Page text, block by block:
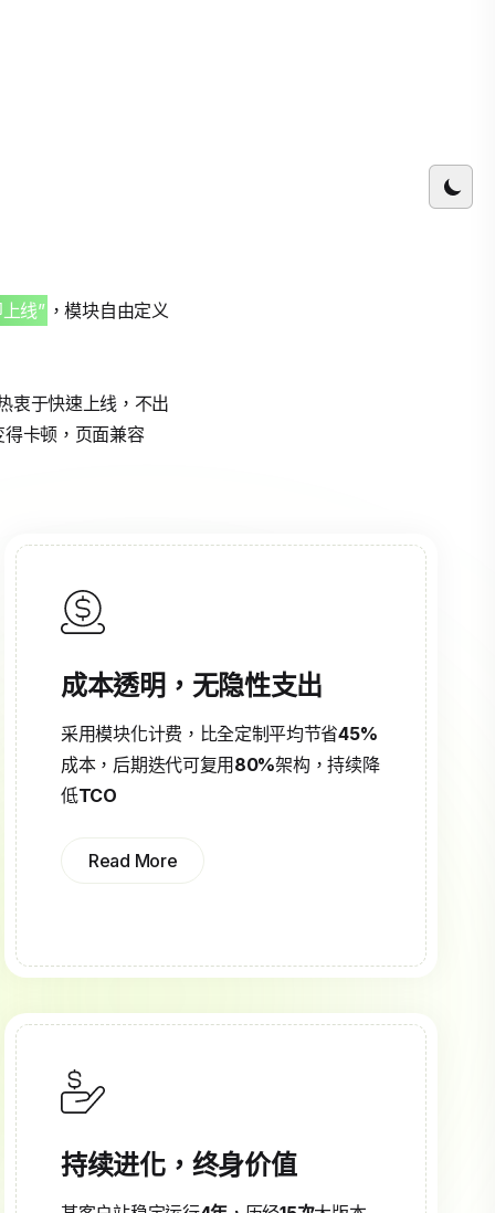
线” ，模块自由定义
衷于快速上线，不出
卡顿，页面兼容
成本透明，无隐性支出
采用模块化计费，比全定制平均节省45%
成本，后期迭代可复用 80%架构，持续降
低TCO
Read More
持续进化，终身价值